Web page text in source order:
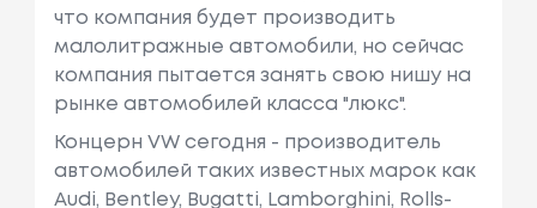
что компания будет производить
малолитражные автомобили, но сейчас
компания пытается занять свою нишу на
рынке автомобилей класса "люкс".
Концерн VW сегодня - производитель
автомобилей таких известных марок как
Audi, Bentley, Bugatti, Lamborghini, Rolls-